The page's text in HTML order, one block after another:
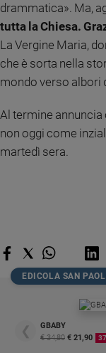
Coppia
Scuola
e
giovani
Adolescenza
Video
drammatica». Ma,
tutta la Chiesa.
La Vergine Maria,
che è sorta nella
mondo verso albori
Al termine annuncia
non oggi come
martedì sera.
EDICOLA SAN
❮
GBABY
€ 34,80 € 21,90